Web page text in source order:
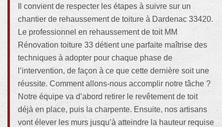
Il convient de respecter les étapes à suivre sur un
chantier de rehaussement de toiture à Dardenac 33420.
Le professionnel en rehaussement de toit MM
Rénovation toiture 33 détient une parfaite maîtrise des
techniques à adopter pour chaque phase de
l’intervention, de façon à ce que cette dernière soit une
réussite. Comment allons-nous accomplir notre tâche ?
Notre équipe va d’abord retirer le revêtement de toit
déjà en place, puis la charpente. Ensuite, nos artisans
vont élever les murs jusqu’à atteindre la hauteur requise